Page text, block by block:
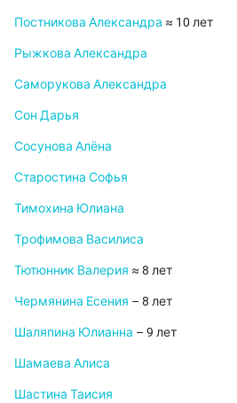
Постникова Александра ≈ 10 лет
Рыжкова Александра
Саморукова Александра
Сон Дарья
Сосунова Алёна
Старостина Софья
Тимохина Юлиана
Трофимова Василиса
Тютюнник Валерия ≈ 8 лет
Чермянина Есения – 8 лет
Шаляпина Юлианна – 9 лет
Шамаева Алиса
Шастина Таисия